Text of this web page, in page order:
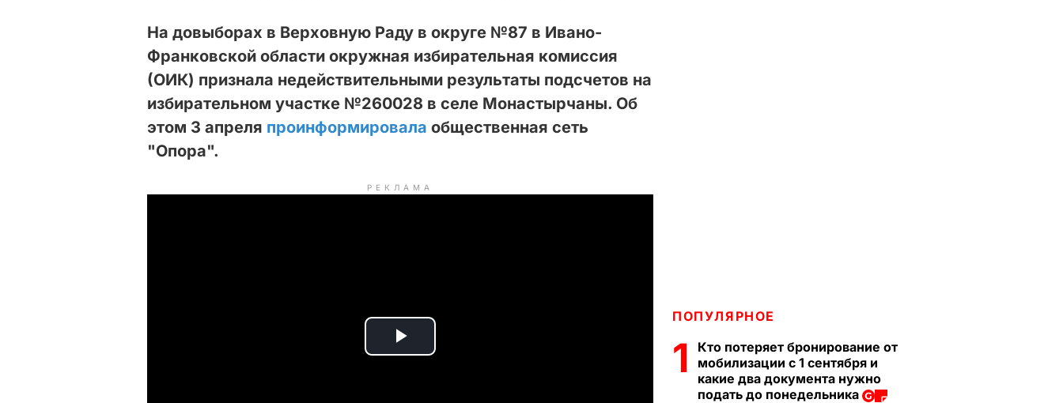
На довыборах в Верховную Раду в округе №87 в Ивано-
Франковской области окружная избирательная комиссия
(ОИК) признала недействительными результаты подсчетов на
избирательном участке №260028 в селе Монастырчаны. Об
этом 3 апреля проинформировала общественная сеть
"Опора".
РЕКЛАМА
P
ПОПУЛЯРНОЕ
1
Кто потеряет бронирование от
мобилизации с 1 сентября и
какие два документа нужно
подать до понедельника